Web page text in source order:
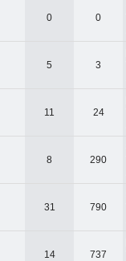
0 0
5 3
11 24
8 290
31 790
14 737